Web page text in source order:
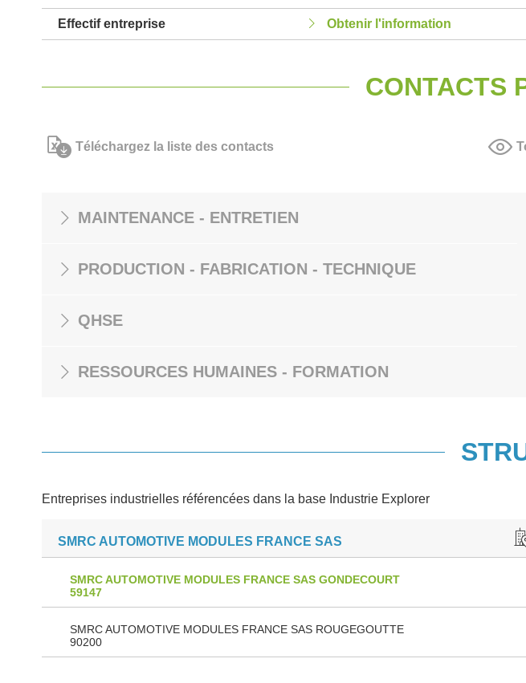
Effectif entreprise Obtenir l'information
CONTACTS
Téléchargez la liste des contacts
MAINTENANCE - ENTRETIEN
PRODUCTION - FABRICATION - TECHNIQUE
QHSE
RESSOURCES HUMAINES - FORMATION
Entreprises industrielles référencées dans la base Industrie Explorer
SMRC AUTOMOTIVE MODULES FRANCE SAS
SMRC AUTOMOTIVE MODULES FRANCE SAS GONDECOURT
59147
SMRC AUTOMOTIVE MODULES FRANCE SAS ROUGEGOUTTE
90200